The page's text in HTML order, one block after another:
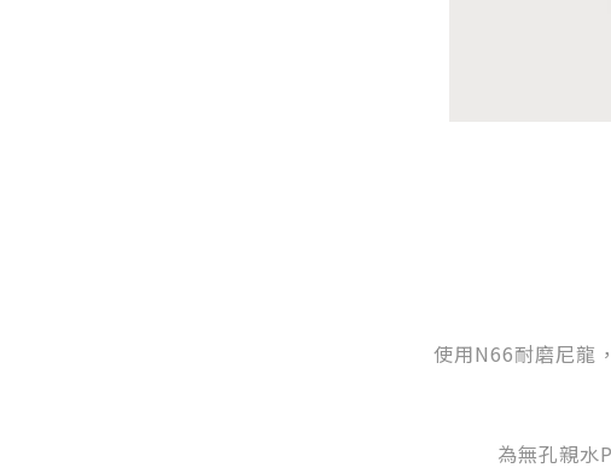
使用N66耐磨尼龍
為無孔親水